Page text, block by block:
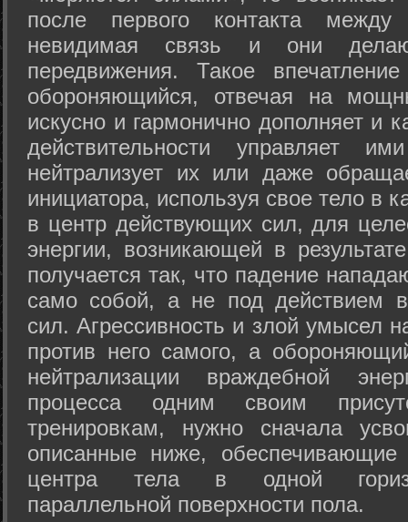
после первого контакта
невидимая связь и они
передвижения. Такое
обороняющийся, отвечая на
искусно и гармонично дополняет и
действительности управляет
нейтрализует их или даже
инициатора, используя свое тело в
в центр действующих сил, для
энергии, возникающей в
получается так, что падение
само собой, а не под действием
сил. Агрессивность и злой умысел
против него самого, а
нейтрализации враждебной
процесса одним своим
тренировкам, нужно сначала
описанные ниже, обеспечивающие
центра тела в одной
параллельной поверхности пола.